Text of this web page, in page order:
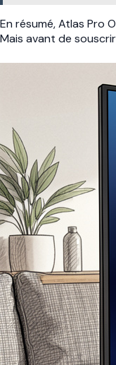
En résumé, Atlas Pro
Mais avant de